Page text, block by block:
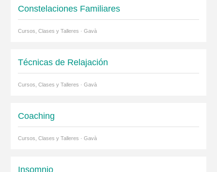
Constelaciones Familiares
Cursos, Clases y Talleres · Gavà
Técnicas de Relajación
Cursos, Clases y Talleres · Gavà
Coaching
Cursos, Clases y Talleres · Gavà
Insomnio